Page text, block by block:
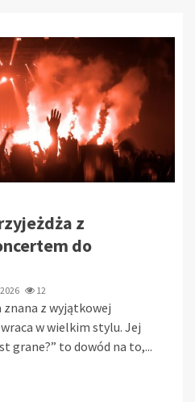
z
do
12
znana z wyjątkowej
w wielkim stylu. Jej
grane?” to dowód na to,...